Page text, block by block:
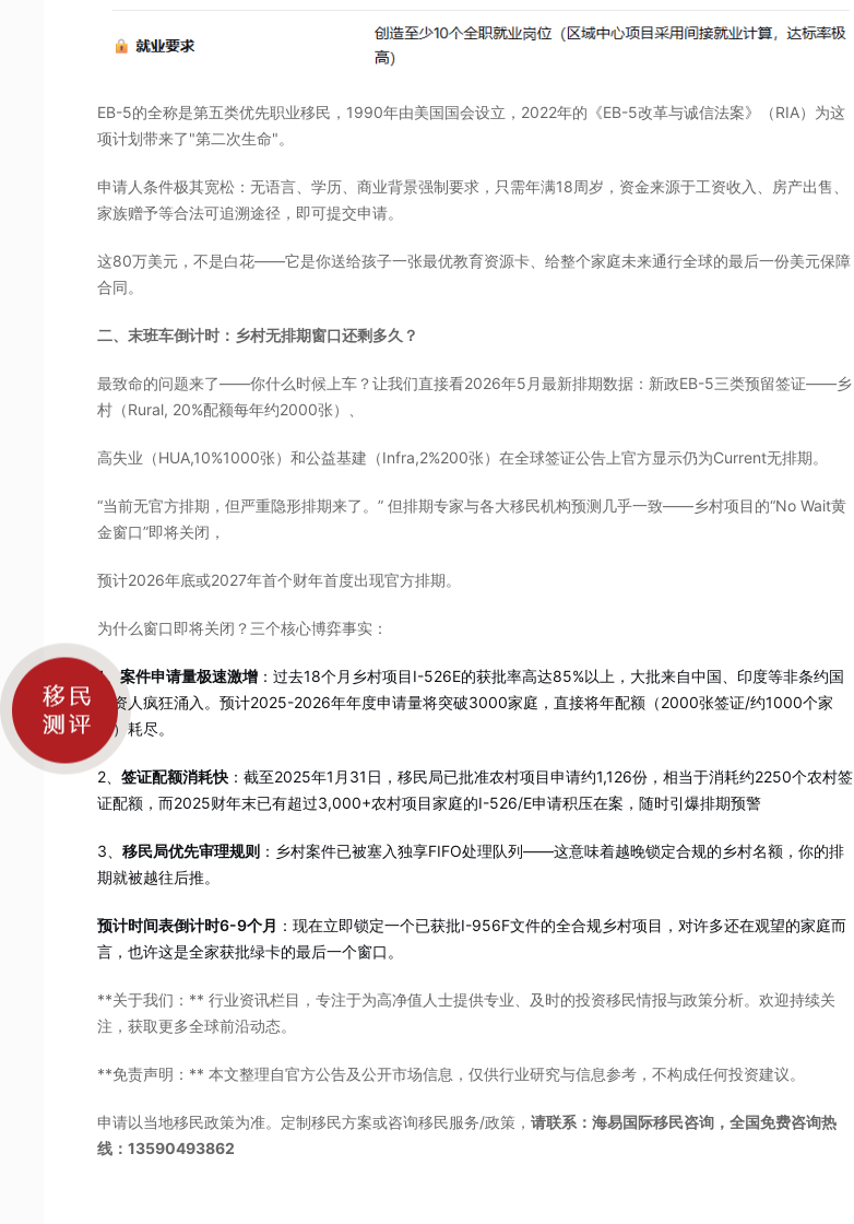
EB-5的全称是第五类优先职业移民，1990年由美国国会设立，2022年的《EB-5改革与诚信法案》（RIA）为这
项计划带来了"第二次生命"。
申请人条件极其宽松：无语言、学历、商业背景强制要求，只需年满18周岁，资金来源于工资收入、房产出售、
家族赠予等合法可追溯途径，即可提交申请。
这80万美元，不是白花——它是你送给孩子一张最优教育资源卡、给整个家庭未来通行全球的最后一份美元保障
合同。
二、末班车倒计时：乡村无排期窗口还剩多久？
最致命的问题来了——你什么时候上车？让我们直接看2026年5月最新排期数据：新政EB-5三类预留签证——乡
村（Rural, 20%配额每年约2000张）、
高失业（HUA,10%1000张）和公益基建（Infra,2%200张）在全球签证公告上官方显示仍为Current无排期。
“当前无官方排期，但严重隐形排期来了。” 但排期专家与各大移民机构预测几乎一致——乡村项目的“No Wait黄
金窗口”即将关闭，
预计2026年底或2027年首个财年首度出现官方排期。
为什么窗口即将关闭？三个核心博弈事实：
1、案件申请量极速激增 ： 过去18个月乡村项目I-526E的获批率高达85%以上，大批来自中国、印度等非条约国
投资人疯狂涌入。预计2025-2026年年度申请量将突破3000家庭，直接将年配额（2000张签证/约1000个家
庭）耗尽。
2、 签证配额消耗快 ：截至2025年1月31日，移民局已批准农村项目申请约1,126份，相当于消耗约2250个农村签
证配额，而2025财年末已有超过3,000+农村项目家庭的I-526/E申请积压在案，随时引爆排期预警
3、 移民局优先审理规则 ：乡村案件已被塞入独享FIFO处理队列——这意味着越晚锁定合规的乡村名额，你的排
期就被越往后推。
预计时间表倒计时6-9个月 ：现在立即锁定一个已获批I-956F文件的全合规乡村项目，对许多还在观望的家庭而
言，也许这是全家获批绿卡的最后一个窗口。
**关于我们：** 行业资讯栏目，专注于为高净值人士提供专业、及时的投资移民情报与政策分析。欢迎持续关
注，获取更多全球前沿动态。
**免责声明：** 本文整理自官方公告及公开市场信息，仅供行业研究与信息参考，不构成任何投资建议。
申请以当地移民政策为准。定制移民方案或咨询移民服务/政策， 请联系：海易国际移民咨询，全国免费咨询热
线：13590493862